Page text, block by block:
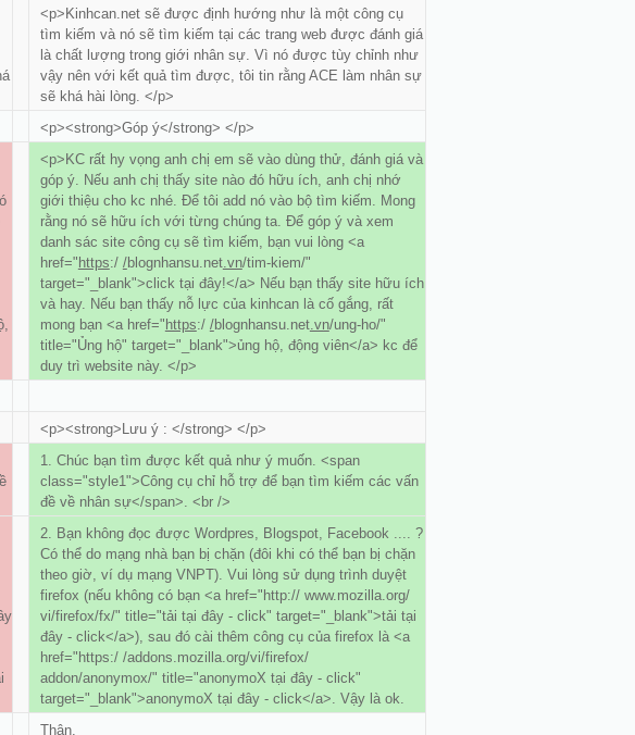
<p>Kinhcan.net sẽ được định hướng như là một công cụ
tìm kiếm và nó sẽ tìm kiếm tại các trang web được đánh giá
là chất lượng trong giới nhân sự. Vì nó được tùy chỉnh như
vậy nên với kết quả tìm được, tôi tin rằng ACE làm nhân sự
sẽ khá hài lòng. </p>
<p><strong>Góp ý</strong> </p>
<p>KC rất hy vọng anh chị em sẽ vào dùng thử, đánh giá và
góp ý. Nếu anh chị thấy site nào đó hữu ích, anh chị nhớ
giới thiệu cho kc nhé. Để tôi add nó vào bộ tìm kiếm. Mong
rằng nó sẽ hữu ích với từng chúng ta. Để góp ý và xem
danh sác site công cụ sẽ tìm kiếm, bạn vui lòng <a
href=" https:/ /blognhansu.net.vn/tim-kiem/"
target="_blank">click tại đây!</a> Nếu bạn thấy site hữu ích
và hay. Nếu bạn thấy nỗ lực của kinhcan là cố gắng, rất
mong bạn <a href=" https:/ /blognhansu.net.vn/ung-ho/"
title="Ủng hộ" target="_blank">ủng hộ, động viên</a> kc để
duy trì website này. </p>
<p><strong>Lưu ý : </strong> </p>
1. Chúc bạn tìm được kết quả như ý muốn. <span
class="style1">Công cụ chỉ hỗ trợ để bạn tìm kiếm các vấn
đề về nhân sự</span>. <br />
2. Bạn không đọc được Wordpres, Blogspot, Facebook .... ?
Có thể do mạng nhà bạn bị chặn (đôi khi có thể bạn bị chặn
theo giờ, ví dụ mạng VNPT). Vui lòng sử dụng trình duyệt
firefox (nếu không có bạn <a href="http:// www.mozilla.org/
vi/firefox/fx/" title="tải tại đây - click" target="_blank">tải tại
đây - click</a>), sau đó cài thêm công cụ của firefox là <a
href="https:/ /addons.mozilla.org/vi/firefox/
addon/anonymox/" title="anonymoX tại đây - click"
target="_blank">anonymoX tại đây - click</a>. Vậy là ok.
Thân.